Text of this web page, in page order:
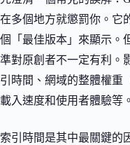
在多個地方就懲罰你。它
個「最佳版本」來顯示。
準對原創者不一定有利。
引時間、網域的整體權重
載入速度和使用者體驗等。
索引時間是其中最關鍵的